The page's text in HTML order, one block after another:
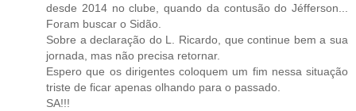
desde 2014 no clube, quando da contusão do Jéfferson...
Foram buscar o Sidão.
Sobre a declaração do L. Ricardo, que continue bem a sua
jornada, mas não precisa retornar.
Espero que os dirigentes coloquem um fim nessa situação
triste de ficar apenas olhando para o passado.
SA!!!